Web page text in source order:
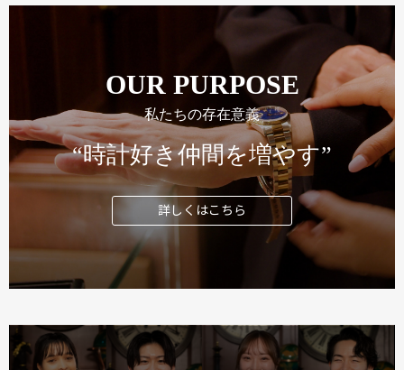
OUR PURPOSE
私たちの存在意義
“時計好き仲間を増やす”
詳しくはこちら